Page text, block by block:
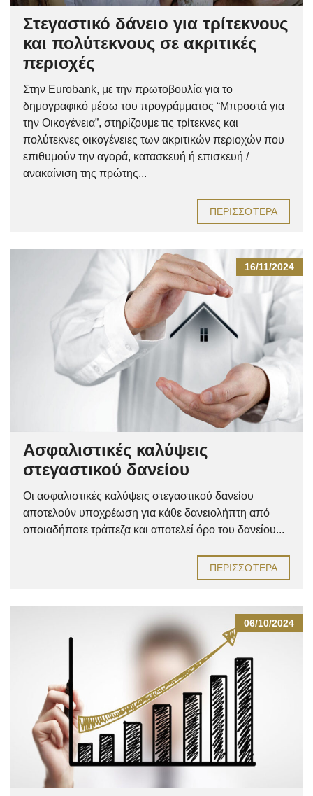
Στεγαστικό δάνειο για τρίτεκνους
και πολύτεκνους σε ακριτικές
περιοχές
Στην Eurobank, με την πρωτοβουλία για το
δημογραφικό μέσω του προγράμματος “Μπροστά για
την Οικογένεια”, στηρίζουμε τις τρίτεκνες και
πολύτεκνες οικογένειες των ακριτικών περιοχών που
επιθυμούν την αγορά, κατασκευή ή επισκευή /
ανακαίνιση της πρώτης...
ΠΕΡΙΣΣΌΤΕΡΑ
16/11/2024
Ασφαλιστικές καλύψεις
στεγαστικού δανείου
Οι ασφαλιστικές καλύψεις στεγαστικού δανείου
αποτελούν υποχρέωση για κάθε δανειολήπτη από
οποιαδήποτε τράπεζα και αποτελεί όρο του δανείου...
ΠΕΡΙΣΣΌΤΕΡΑ
06/10/2024